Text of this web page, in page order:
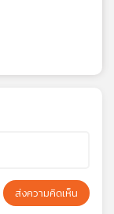
ส่งความคิดเห็น